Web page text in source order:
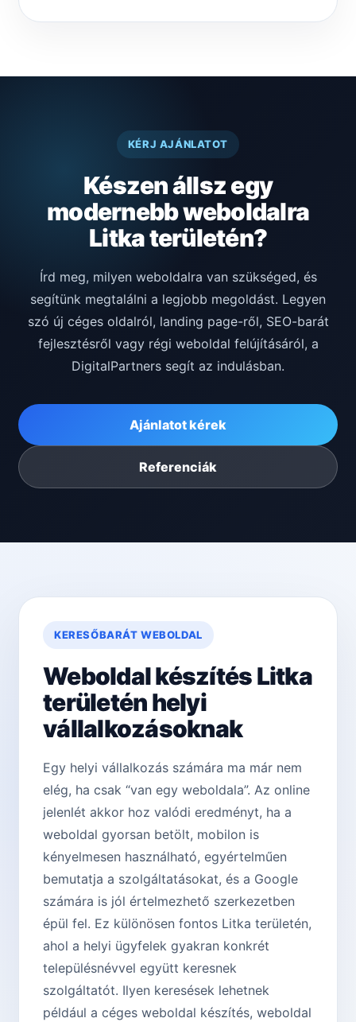
KÉRJ AJÁNLATOT
Készen állsz egy
modernebb weboldalra
Litka területén?
Írd meg, milyen weboldalra van szükséged, és
segítünk megtalálni a legjobb megoldást. Legyen
szó új céges oldalról, landing page-ről, SEO-barát
fejlesztésről vagy régi weboldal felújításáról, a
DigitalPartners segít az indulásban.
Ajánlatot kérek
Referenciák
KERESŐBARÁT WEBOLDAL
Weboldal készítés Litka
területén helyi
vállalkozásoknak
Egy helyi vállalkozás számára ma már nem
elég, ha csak “van egy weboldala”. Az online
jelenlét akkor hoz valódi eredményt, ha a
weboldal gyorsan betölt, mobilon is
kényelmesen használható, egyértelműen
bemutatja a szolgáltatásokat, és a Google
számára is jól értelmezhető szerkezetben
épül fel. Ez különösen fontos Litka területén,
ahol a helyi ügyfelek gyakran konkrét
településnévvel együtt keresnek
szolgáltatót. Ilyen keresések lehetnek
például a céges weboldal készítés, weboldal